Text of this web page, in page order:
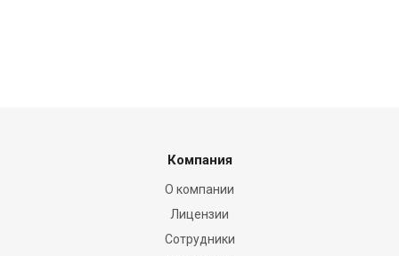
Компания
О компании
Лицензии
Сотрудники